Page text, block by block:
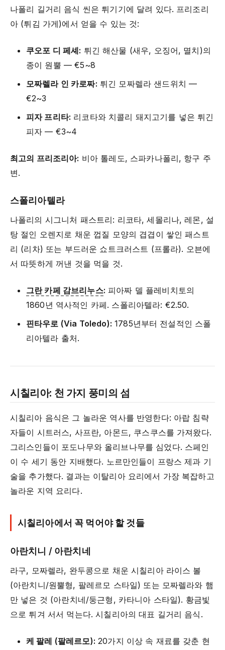
나폴리 길거리 음식 씬은 튀기기에 달려 있다. 프리조리
아 (튀김 가게)에서 얻을 수 있는 것:
쿠오포 디 페셰: 튀긴 해산물 (새우, 오징어, 멸치)의
종이 원뿔 — €5~8
모짜렐라 인 카로짜: 튀긴 모짜렐라 샌드위치 —
€2~3
피자 프리타: 리코타와 치콜리 돼지고기를 넣은 튀긴
피자 — €3~4
최고의 프리조리아: 비아 톨레도, 스파카나폴리, 항구 주
변.
스폴리아텔라
나폴리의 시그니처 패스트리: 리코타, 세몰리나, 레몬, 설
탕 절인 오렌지로 채운 껍질 모양의 겹겹이 쌓인 패스트
리 (리차) 또는 부드러운 쇼트크러스트 (프롤라). 오븐에
서 따뜻하게 꺼낸 것을 먹을 것.
그란 카페 감브리누스: 피아짜 델 플레비치토의
1860년 역사적인 카페. 스폴리아텔라: €2.50.
핀타우로 (Via Toledo): 1785년부터 전설적인 스폴
리아텔라 출처.
시칠리아: 천 가지 풍미의 섬
시칠리아 음식은 그 놀라운 역사를 반영한다: 아랍 침략
자들이 시트러스, 사프란, 아몬드, 쿠스쿠스를 가져왔다.
그리스인들이 포도나무와 올리브나무를 심었다. 스페인
이 수 세기 동안 지배했다. 노르만인들이 프랑스 제과 기
술을 추가했다. 결과는 이탈리아 요리에서 가장 복잡하고
놀라운 지역 요리다.
시칠리아에서 꼭 먹어야 할 것들
아란치니 / 아란치네
라구, 모짜렐라, 완두콩으로 채운 시칠리아 라이스 볼
(아란치니/원뿔형, 팔레르모 스타일) 또는 모짜렐라와 햄
만 넣은 것 (아란치네/둥근형, 카타니아 스타일). 황금빛
으로 튀겨 서서 먹는다. 시칠리아의 대표 길거리 음식.
케 팔레 (팔레르모): 20가지 이상 속 재료를 갖춘 현